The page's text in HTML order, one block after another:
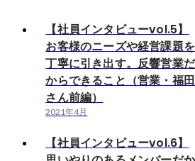
【社員インタビューvol.5】
お客様のニーズや経営課題を
丁寧に引き出す。反響営業だ
からできること（営業・福田
さん前編）
2021年4月
【社員インタビューvol.6】